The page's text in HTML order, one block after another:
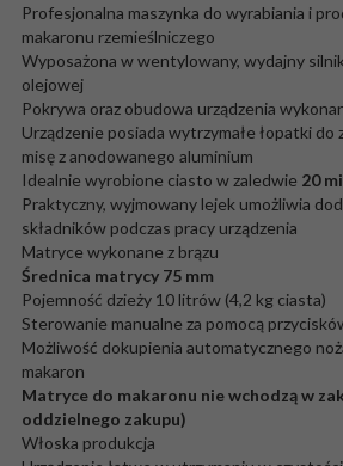
Profesjonalna maszynka do wyrabiania i
makaronu rzemieślniczego
Wyposażona w wentylowany, wydajny
olejowej
Pokrywa oraz obudowa urządzenia
Urządzenie posiada wytrzymałe łopatki do
misę z anodowanego aluminium
Idealnie wyrobione ciasto w zaledwie 20
Praktyczny, wyjmowany lejek umożliwia
składników podczas pracy urządzenia
Matryce wykonane z brązu
Średnica matrycy 75 mm
Pojemność dzieży 10 litrów (4,2 kg ciasta)
Sterowanie manualne za pomocą
Możliwość dokupienia automatycznego
makaron
Matryce do makaronu nie wchodzą w
oddzielnego zakupu)
Włoska produkcja